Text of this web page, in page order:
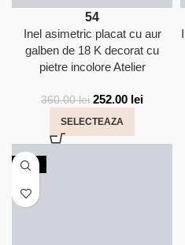
54
Inel asimetric placat cu aur
galben de 18 K decorat cu
pietre incolore Atelier
360.00lei 252.00 lei
SELECTEAZA
-20%